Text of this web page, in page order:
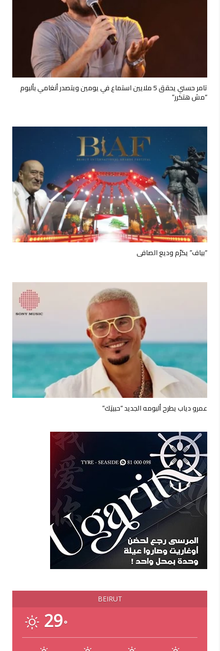
تامر حسني يحقق 5 ملايين استماع في يومين ويتصدر أنغامي بألبوم
“مش هتكرر”
“بياف” يكرّم وديع الصافي
عمرو دياب يطرح ألبومه الجديد “حبيتِك”
BEIRUT
29°